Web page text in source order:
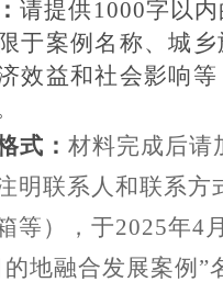
请提供1000字以
于案例名称、城乡
效益和社会影响等
式： 材料完成后请
明联系人和联系方
等），于2025年4 月
地融合发展案例 ”